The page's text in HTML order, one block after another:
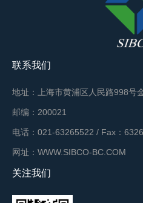
联系我们
地址：上海市黄浦区人民路998号
邮编：200021
电话：021-63265522 / Fax：
网址：WWW.SIBCO-BC.COM
关注我们